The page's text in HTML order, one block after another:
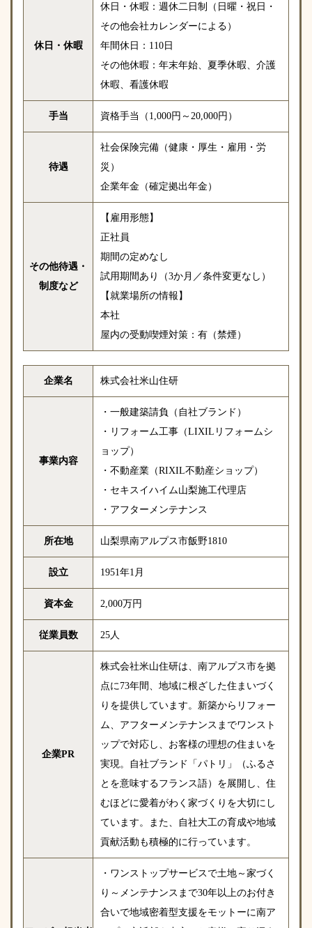
休日・休暇
休日・休暇：週休二日制（日曜・祝日・
その他会社カレンダーによる）
年間休日：110日
その他休暇：年末年始、夏季休暇、介護
休暇、看護休暇
手当 資格手当（1,000円～20,000円）
待遇
社会保険完備（健康・厚生・雇用・労
災）
企業年金（確定拠出年金）
その他待遇・
制度など
【雇用形態】
正社員
期間の定めなし
試用期間あり（3か月／条件変更なし）
【就業場所の情報】
本社
屋内の受動喫煙対策：有（禁煙）
企業名 株式会社米山住研
事業内容
・一般建築請負（自社ブランド）
・リフォーム工事（LIXILリフォームシ
ョップ）
・不動産業（RIXIL不動産ショップ）
・セキスイハイム山梨施工代理店
・アフターメンテナンス
所在地 山梨県南アルプス市飯野1810
設立 1951年1月
資本金 2,000万円
従業員数 25人
企業PR
株式会社米山住研は、南アルプス市を拠
点に73年間、地域に根ざした住まいづく
りを提供しています。新築からリフォー
ム、アフターメンテナンスまでワンスト
ップで対応し、お客様の理想の住まいを
実現。自社ブランド「パトリ」（ふるさ
とを意味するフランス語）を展開し、住
むほどに愛着がわく家づくりを大切にし
ています。また、自社大工の育成や地域
貢献活動も積極的に行っています。
・ワンストップサービスで土地～家づく
り～メンテナンスまで30年以上のお付き
合いで地域密着型支援をモットーに南ア